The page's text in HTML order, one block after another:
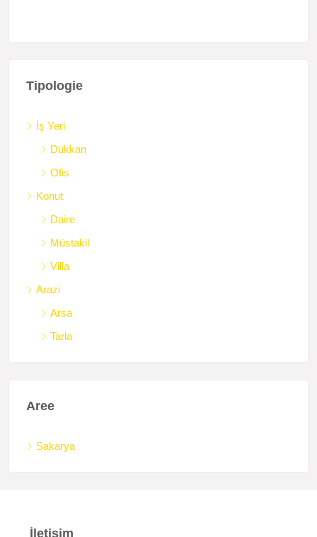
Tipologie
İş Yeri
Dükkan
Ofis
Konut
Daire
Müstakil
Villa
Arazi
Arsa
Tarla
Aree
Sakarya
İletişim